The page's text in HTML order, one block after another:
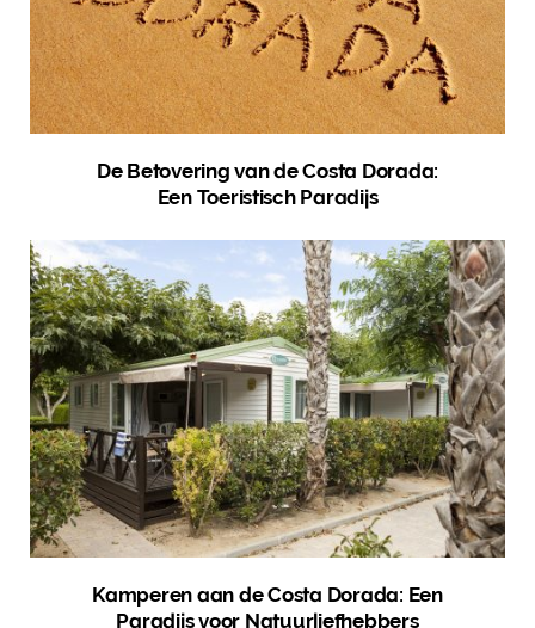
De Betovering van de Costa Dorada:
Een Toeristisch Paradijs
Kamperen aan de Costa Dorada: Een
Paradijs voor Natuurliefhebbers